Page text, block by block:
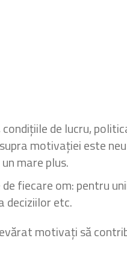
de lucru,
motivației este
mare plus.
fiecare om: pentru
deciziilor etc.
motivați să